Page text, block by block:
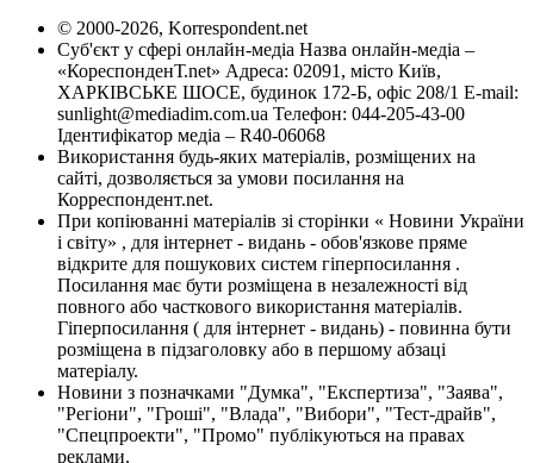
© 2000-2026, Korrespondent.net
Суб'єкт у сфері онлайн-медіа Назва онлайн-медіа –
«КореспонденТ.net» Адреса: 02091, місто Київ,
ХАРКІВСЬКЕ ШОСЕ, будинок 172-Б, офіс 208/1 E-mail:
sunlight@mediadim.com.ua Телефон: 044-205-43-00
Ідентифікатор медіа – R40-06068
Використання будь-яких матеріалів, розміщених на
сайті, дозволяється за умови посилання на
Корреспондент.net.
При копіюванні матеріалів зі сторінки « Новини України
і світу» , для інтернет - видань - обов'язкове пряме
відкрите для пошукових систем гіперпосилання .
Посилання має бути розміщена в незалежності від
повного або часткового використання матеріалів.
Гіперпосилання ( для інтернет - видань) - повинна бути
розміщена в підзаголовку або в першому абзаці
матеріалу.
Новини з позначками "Думка", "Експертиза", "Заява",
"Регіони", "Гроші", "Влада", "Вибори", "Тест-драйв",
"Спецпроекти", "Промо" публікуються на правах
реклами.